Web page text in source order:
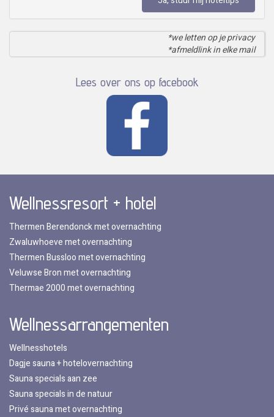
*we letten op je privacy
*afmeldlink in elke mail
Lees over ons op facebook
Wellnessresort + hotel
Thermen Berendonck met overnachting
Zwaluwhoeve met overnachting
Thermen Bussloo met overnachting
Veluwse Bron met overnachting
Thermae 2000 met overnachting
Wellnessarrangementen
Wellnesshotels
Dagje sauna + hotelovernachting
Sauna specials aan zee
Sauna specials in de natuur
Privé sauna met overnachting